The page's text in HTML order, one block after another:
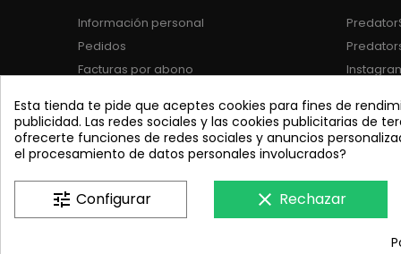
Información personal
Pedidos
Facturas por abono
Cupones de descuento
Tus ajustes de cookies
Email:
Esta tienda te pide que aceptes cookies para fines de
publicidad. Las redes sociales y las cookies publicitarias de
ofrecerte funciones de redes sociales y anuncios
el procesamiento de datos personales involucrados?
tune Configurar clear Rechazar